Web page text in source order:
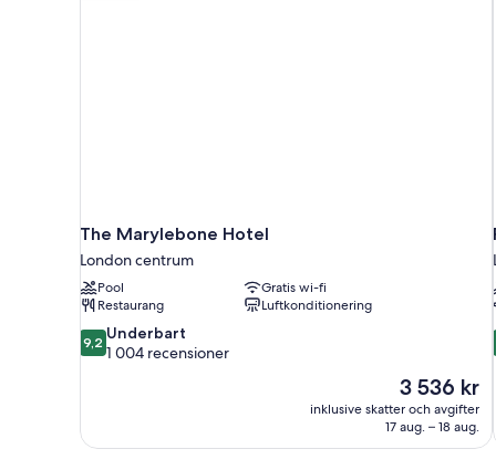
The Marylebone Hotel
London centrum
Pool
Gratis wi-fi
Restaurang
Luftkonditionering
9.2
av
9,2 Underbart
1 004 recensioner
Priset
är
3 536 kr
3 536 kr
inklusive skatter och avgifter
17 aug. – 18 aug.